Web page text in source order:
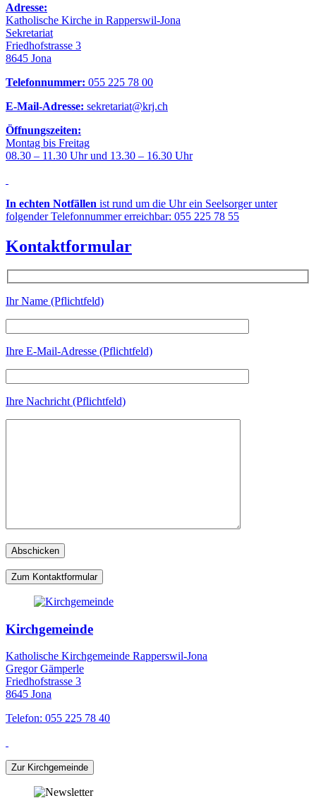
Adresse:
Katholische Kirche in Rapperswil-Jona
Sekretariat
Friedhofstrasse 3
8645 Jona
Telefonnummer: 055 225 78 00
E-Mail-Adresse: sekretariat@krj.ch
Öffnungszeiten:
Montag bis Freitag
08.30 – 11.30 Uhr und 13.30 – 16.30 Uhr
In echten Notfällen ist rund um die Uhr ein Seelsorger unter
folgender Telefonnummer erreichbar: 055 225 78 55
Kontaktformular
Ihr Name (Pflichtfeld)
Ihre E-Mail-Adresse (Pflichtfeld)
Ihre Nachricht (Pflichtfeld)
Zum Kontaktformular
Kirchgemeinde
Katholische Kirchgemeinde Rapperswil-Jona
Gregor Gämperle
Friedhofstrasse 3
8645 Jona
Telefon: 055 225 78 40
Zur Kirchgemeinde